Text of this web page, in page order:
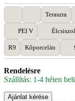
Teraszra
PEI V
R9 Kőporcelán
Rendelésre
Szállítás: 1-4 héten
Ajánlat kérése